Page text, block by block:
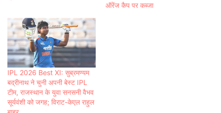
ऑरेंज कैप पर कब्जा
IPL 2026 Best XI: सुब्रमण्यम
बद्रीनाथ ने चुनी अपनी बेस्ट IPL
टीम, राजस्थान के युवा सनसनी वैभव
सूर्यवंशी को जगह; विराट-केएल राहुल